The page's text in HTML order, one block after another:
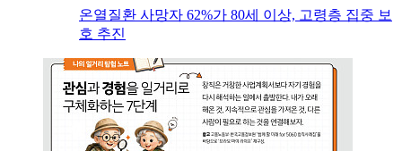
온열질환 사망자 62%가 80세 이상, 고령층 집중 보
호 추진